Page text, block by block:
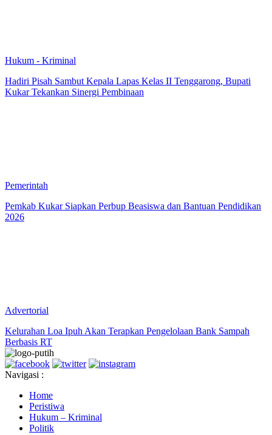
Hukum - Kriminal
Hadiri Pisah Sambut Kepala Lapas Kelas II Tenggarong, Bupati
Kukar Tekankan Sinergi Pembinaan
Pemerintah
Pemkab Kukar Siapkan Perbup Beasiswa dan Bantuan Pendidikan
2026
Advertorial
Kelurahan Loa Ipuh Akan Terapkan Pengelolaan Bank Sampah
Berbasis RT
Navigasi :
Home
Peristiwa
Hukum – Kriminal
Politik